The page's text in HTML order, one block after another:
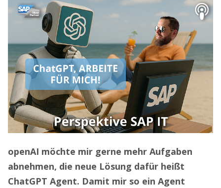
openAI möchte mir gerne mehr Aufgaben
abnehmen, die neue Lösung dafür heißt
ChatGPT Agent. Damit mir so ein Agent